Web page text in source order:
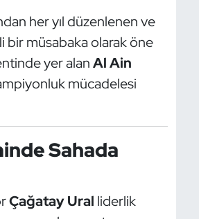
her yıl düzenlenen ve
bir müsabaka olarak öne
yer alanAl Ain
mücadelesi
Sahada
Çağatay Ural liderlik